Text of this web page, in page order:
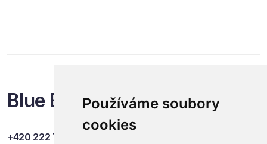
Používáme soubory
cookies
Blue Events
+420 222 749 841